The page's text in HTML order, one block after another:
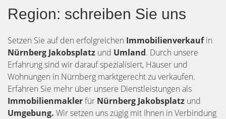
Region: schreiben Sie uns
Setzen Sie auf den erfolgreichen Immobilienverkaufin
Nürnberg Jakobsplatz und Umland. Durch unsere
Erfahrung sind wir darauf spezialisiert, Häuser und
Wohnungen in Nürnberg marktgerecht zu verkaufen.
Erfahren Sie mehr über unsere Dienstleistungen als
Immobilienmaklerfür Nürnberg Jakobsplatz und
Umgebung. Wir setzen uns zügig mit Ihnen in Verbindung